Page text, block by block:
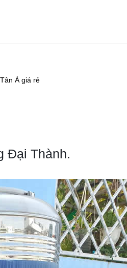
Á giá rẻ
Đại Thành.